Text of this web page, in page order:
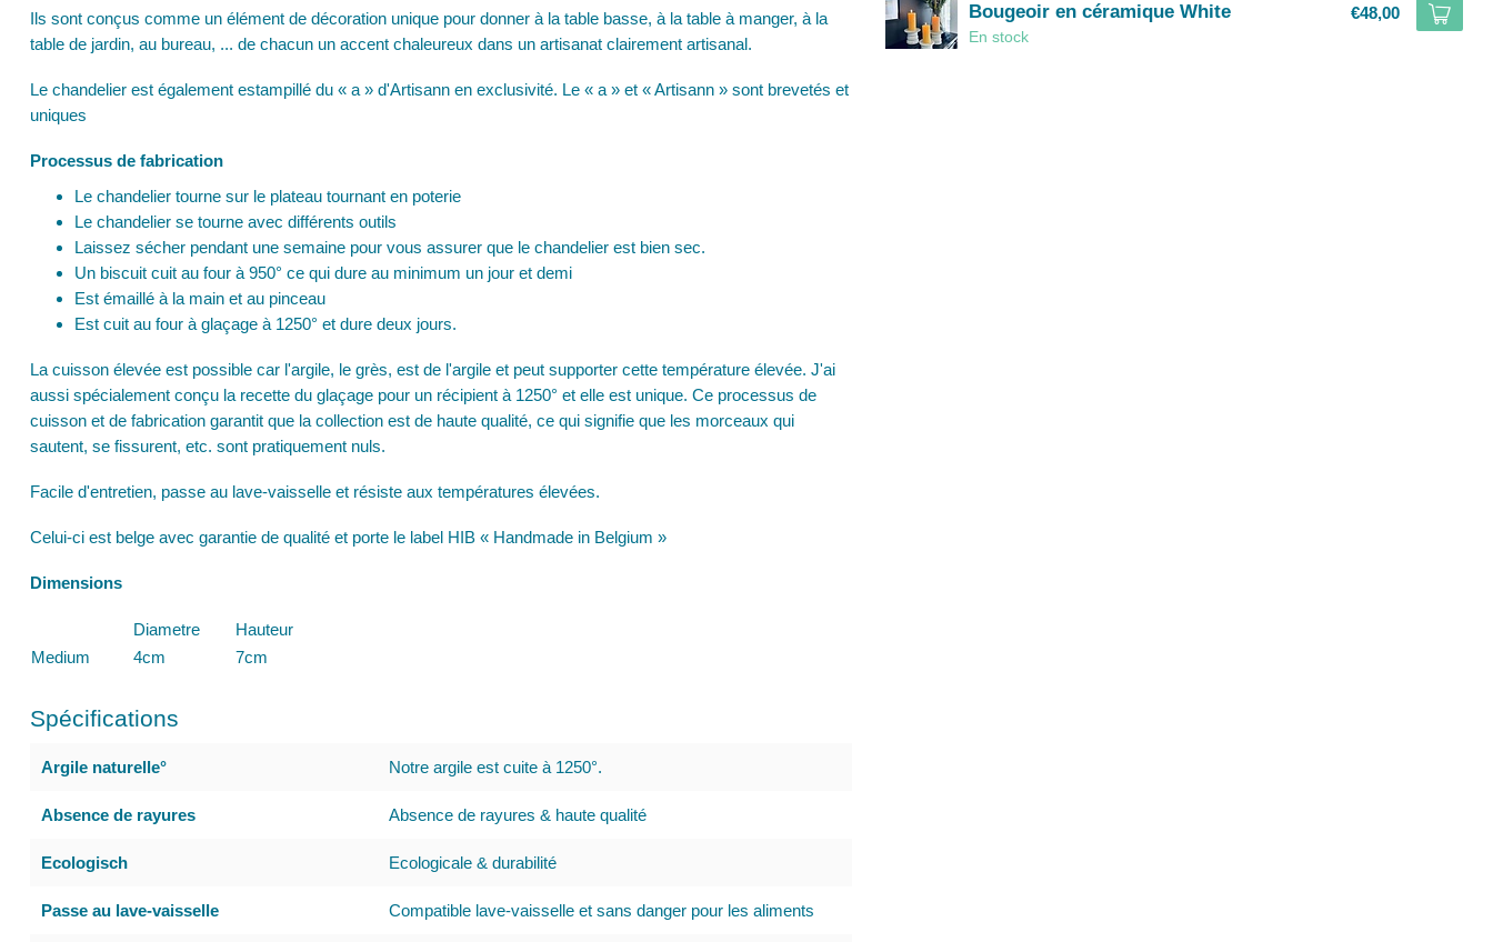
Ils sont conçus comme un élément de décoration unique pour donner à la table basse, à la table à manger, à la
table de jardin, au bureau, ... de chacun un accent chaleureux dans un artisanat clairement artisanal.
Le chandelier est également estampillé du « a » d'Artisann en exclusivité. Le « a » et « Artisann » sont brevetés et
uniques
Processus de fabrication
Le chandelier tourne sur le plateau tournant en poterie
Le chandelier se tourne avec différents outils
Laissez sécher pendant une semaine pour vous assurer que le chandelier est bien sec.
Un biscuit cuit au four à 950° ce qui dure au minimum un jour et demi
Est émaillé à la main et au pinceau
Est cuit au four à glaçage à 1250° et dure deux jours.
La cuisson élevée est possible car l'argile, le grès, est de l'argile et peut supporter cette température élevée. J'ai
aussi spécialement conçu la recette du glaçage pour un récipient à 1250° et elle est unique. Ce processus de
cuisson et de fabrication garantit que la collection est de haute qualité, ce qui signifie que les morceaux qui
sautent, se fissurent, etc. sont pratiquement nuls.
Facile d'entretien, passe au lave-vaisselle et résiste aux températures élevées.
Celui-ci est belge avec garantie de qualité et porte le label HIB « Handmade in Belgium »
Dimensions
Diametre
Hauteur
Medium
4cm 7cm
Spécifications
Argile naturelle° Notre argile est cuite à 1250°.
Absence de rayures Absence de rayures & haute qualité
Ecologisch Ecologicale & durabilité
Passe au lave-vaisselle Compatible lave-vaisselle et sans danger pour les aliments
Bougeoir en céramique White
En stock
€48,00